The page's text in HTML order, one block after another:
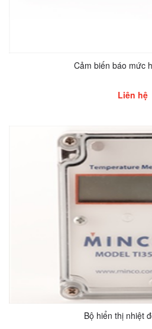
Cảm biến báo mức
Liên hệ
Bộ hiển thị nhiệt